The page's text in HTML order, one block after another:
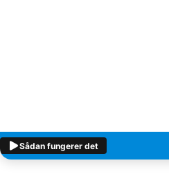
Sådan fungerer det